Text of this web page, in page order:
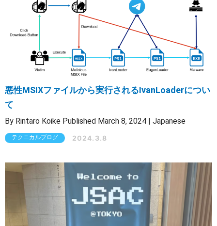
悪性MSIXファイルから実行されるIvanLoaderについ
て
By Rintaro Koike Published March 8, 2024 | Japanese
テクニカルブログ 2024.3.8